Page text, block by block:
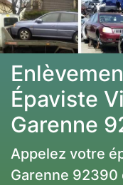
Épaviste
Garenne
Appelez votre
Garenne 92390